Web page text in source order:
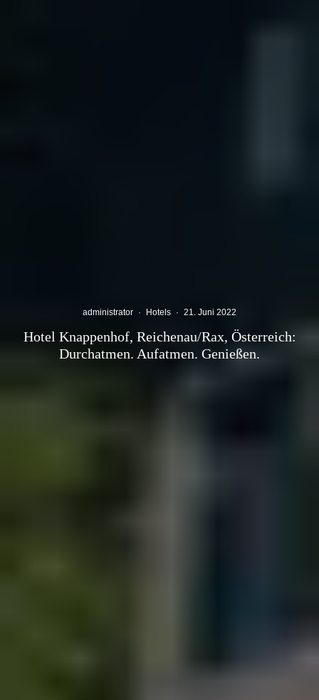
administrator · Hotels · 21. Juni 2022
Hotel Knappenhof, Reichenau/Rax, Österreich:
Durchatmen. Aufatmen. Genießen.